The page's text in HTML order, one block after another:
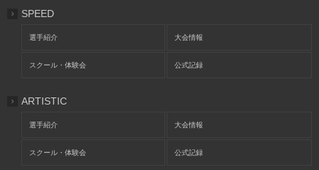
SPEED
選手紹介 大会情報
スクール・体験会 公式記録
ARTISTIC
選手紹介 大会情報
スクール・体験会 公式記録